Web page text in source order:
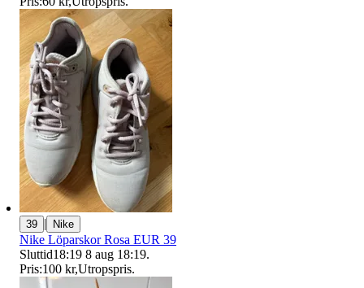
39 | Nike
Nike Löparskor Rosa EUR 39
Sluttid18:19 8 aug 18:19.
Pris:100 kr,Utropspris.